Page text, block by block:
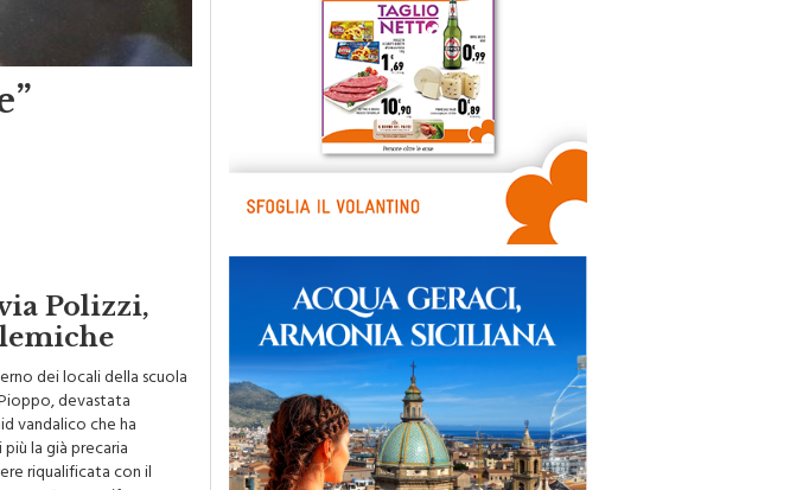
Polizzi,
dei locali della scuola
devastata
vandalico che ha
la già precaria
riqualificata con il